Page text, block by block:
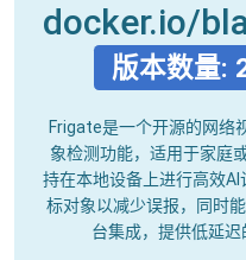
docker.io/
版本数量:
Frigate是一个开源的网络
象检测功能，适用于家庭
持在本地设备上进行高效
标对象以减少误报，同时
台集成，提供低延迟